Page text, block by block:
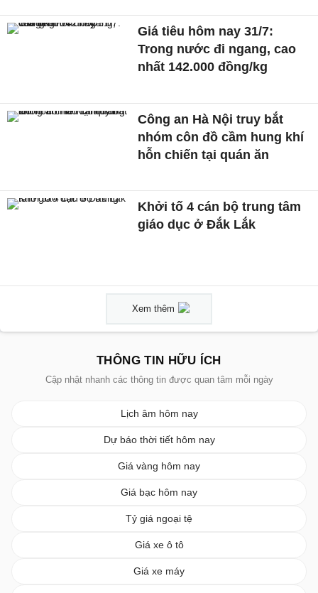
Giá tiêu hôm nay 31/7:
Trong nước đi ngang, cao
nhất 142.000 đồng/kg
Công an Hà Nội truy bắt
nhóm côn đồ cầm hung khí
hỗn chiến tại quán ăn
Khởi tố 4 cán bộ trung tâm
giáo dục ở Đắk Lắk
Xem thêm
THÔNG TIN HỮU ÍCH
Cập nhật nhanh các thông tin được quan tâm mỗi ngày
Lịch âm hôm nay
Dự báo thời tiết hôm nay
Giá vàng hôm nay
Giá bạc hôm nay
Tỷ giá ngoại tệ
Giá xe ô tô
Giá xe máy